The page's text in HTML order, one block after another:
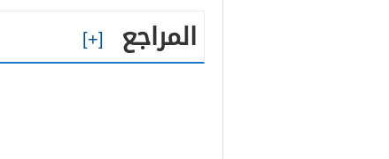
المراجع